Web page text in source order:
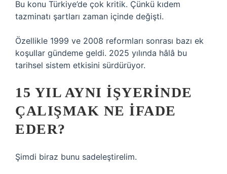
Bu konu Türkiye’de çok kritik. Çünkü kıdem
tazminatı şartları zaman içinde değişti.
Özellikle 1999 ve 2008 reformları sonrası bazı ek
koşullar gündeme geldi. 2025 yılında hâlâ bu
tarihsel sistem etkisini sürdürüyor.
15 YIL AYNI IŞYERINDE
ÇALIŞMAK NE IFADE
EDER?
Şimdi biraz bunu sadeleştirelim.